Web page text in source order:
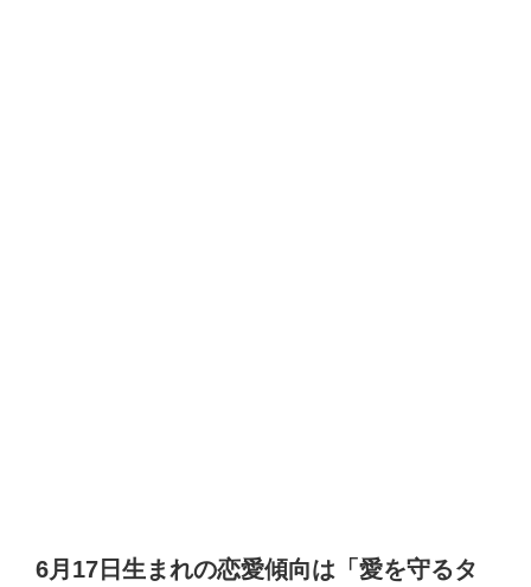
6月17日生まれの恋愛傾向は「愛を守るタ